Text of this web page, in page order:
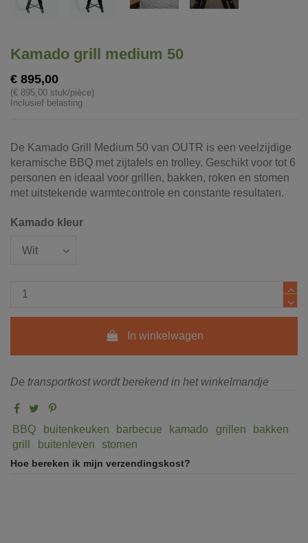
Kamado grill medium 50
€ 895,00
(€ 895,00 stuk/pièce)
Inclusief belasting
De Kamado Grill Medium 50 van OUTR is een veelzijdige
keramische BBQ met zijtafels en trolley. Geschikt voor tot 6
personen en ideaal voor grillen, bakken, roken en stomen
met uitstekende warmtecontrole en constante resultaten.
Kamado kleur
In winkelwagen
De transportkost wordt berekend in het winkelmandje
BBQ buitenkeuken barbecue kamado grillen
bakken
grill
buitenleven stomen
Hoe bereken ik mijn verzendingskost?